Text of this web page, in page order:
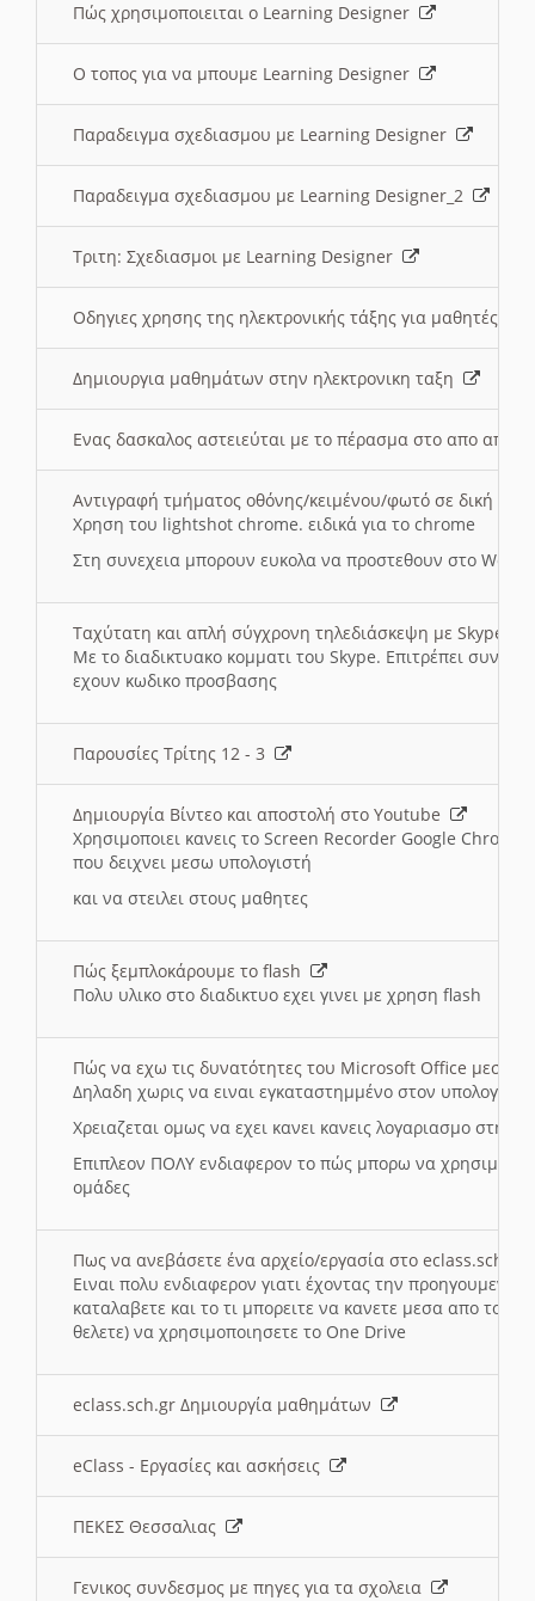
Πώς χρησιμοποιειται ο Learning Designer
O τοπος για να μπουμε Learning Designer
Παραδειγμα σχεδιασμου με Learning Designer
Παραδειγμα σχεδιασμου με Learning Designer_2
Τριτη: Σχεδιασμοι με Learning Designer
Οδηγιες χρησης της ηλεκτρονικής τάξης για μαθητές
Δημιουργια μαθημάτων στην ηλεκτρονικη ταξη
Ενας δασκαλος αστειεύται με το πέρασμα στο απο
Αντιγραφή τμήματος οθόνης/κειμένου/φωτό σε δική
Χρηση του lightshot chrome. ειδικά για το chrome
Στη συνεχεια μπορουν ευκολα να προστεθουν στο Word
Ταχύτατη και απλή σύγχρονη τηλεδιάσκεψη με Skype
Με το διαδικτυακο κομματι του Skype. Επιτρέπει
εχουν κωδικο προσβασης
Παρουσίες Τρίτης 12 - 3
Δημιουργία Βίντεο και αποστολή στο Youtube
Χρησιμοποιει κανεις το Screen Recorder Google Chrome
που δειχνει μεσω υπολογιστή
και να στειλει στους μαθητες
Πώς ξεμπλοκάρουμε το flash
Πολυ υλικο στο διαδικτυο εχει γινει με χρηση flash
Πώς να εχω τις δυνατότητες του Microsoft Office μεσω
Δηλαδη χωρις να ειναι εγκαταστημμένο στον
Χρειαζεται ομως να εχει κανει κανεις λογαριασμο στη
Επιπλεον ΠΟΛΥ ενδιαφερον το πώς μπορω να
ομάδες
Πως να ανεβάσετε ένα αρχείο/εργασία στο eclass.sch.gr
Ειναι πολυ ενδιαφερον γιατι έχοντας την
καταλαβετε και το τι μπορειτε να κανετε μεσα απο το
θελετε) να χρησιμοποιησετε το One Drive
eclass.sch.gr Δημιουργία μαθημάτων
eClass - Εργασίες και ασκήσεις
ΠΕΚΕΣ Θεσσαλιας
Γενικος συνδεσμος με πηγες για τα σχολεια